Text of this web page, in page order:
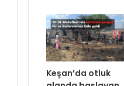
Keşan’da otluk